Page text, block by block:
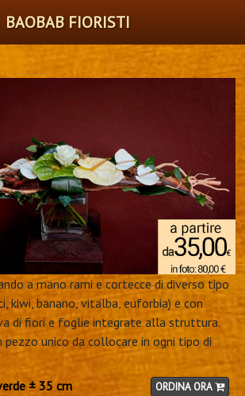
BAOBAB FIORISTI
a mano rami e cortecce di diverso tipo
kiwi, banano, vitalba, euforbia) e con
di fiori e foglie integrate alla struttura.
pezzo unico da collocare in ogni tipo di
± 35 cm
ORDINA ORA